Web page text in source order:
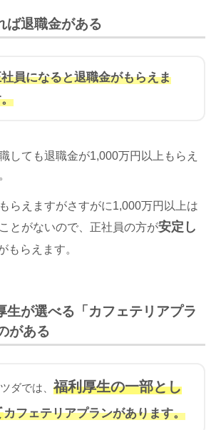
ば退職金がある
員になると退職金がもらえま
しても退職金が1,000万円以上もらえ
らえますがさすがに1,000万円以上は
とがないので、正社員の方が安定し
もらえます。
生が選べる「カフェテリアプラ
がある
ダでは、福利厚生の一部とし
カフェテリアプランがあります。